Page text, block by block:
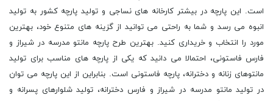
است. این پارچه در بیشتر کارخانه های نساجی و تولید پارچه کشور به تولید
انبوه می رسد و شما به راحتی می توانید از گزینه های متنوع خود، بهترین
مورد را انتخاب و خریداری کنید. بهترین طرح پارچه مانتو مدرسه در شیراز و
فارس فاستونی، احتمالا می دانید که یکی از پارچه های مناسب برای تولید
مانتوهای زنانه و دخترانه، پارچه فاستونی است. بنابراین از این پارچه می توان
در تولید مانتو مدرسه در شیراز و فارس دخترانه، تولید شلوارهای پسرانه و